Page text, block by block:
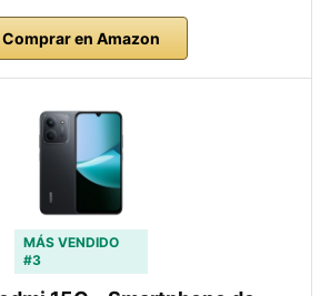
Comprar en Amazon
MÁS VENDIDO
#3